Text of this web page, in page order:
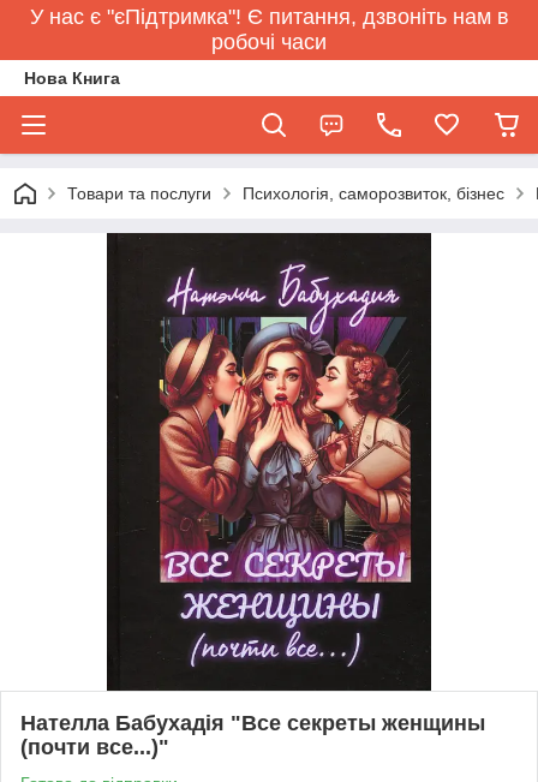
У нас є "єПідтримка"! Є питання, дзвоніть нам в
робочі часи
Нова Книга
Товари та послуги Психологія, саморозвиток, бізнес
Нателла Бабухадія "Все секреты женщины
(почти все...)"